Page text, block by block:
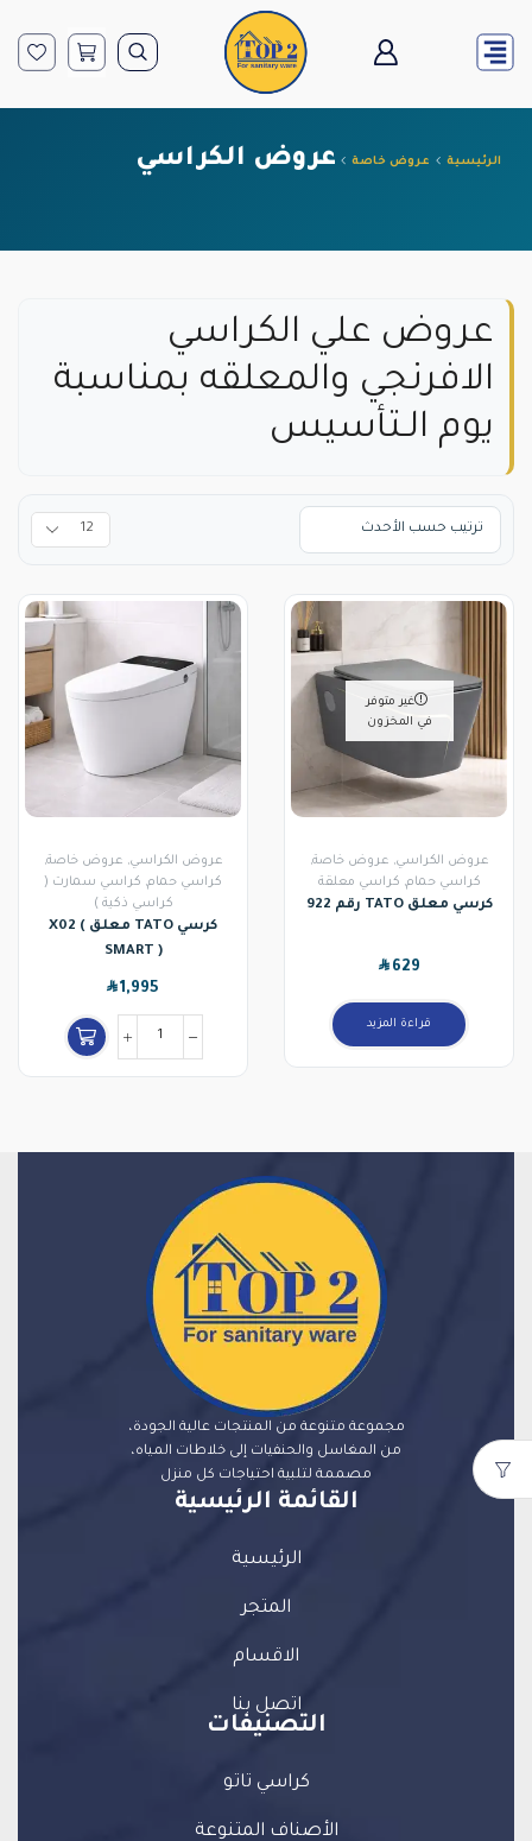
الرئيسية عروض خاصة عروض الكراسي
عروض علي الكراسي
الافرنجي والمعلقه بمناسبة
يوم الـتأسيس
غير متوفر
في المخزون
عروض الكراسي, عروض خاصة,
كراسي حمام, كراسي معلقة
كرسي معلق TATO رقم 922
SAR629
قراءة المزيد
عروض الكراسي, عروض خاصة,
كراسي حمام, كراسي سمارت (
كراسي ذكية )
كرسي TATO معلق X02 (
SMART )
SAR1,995
مجموعة متنوعة من المنتجات عالية الجودة،
من المغاسل والحنفيات إلى خلاطات المياه،
مصممة لتلبية احتياجات كل منزل
القائمة الرئيسية
الرئيسية
المتجر
الاقسام
اتصل بنا
التصنيفات
كراسي تاتو
الأصناف المتنوعة